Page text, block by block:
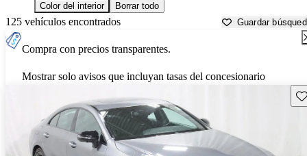
Color del interior
Borrar todo
125 vehículos encontrados Guardar
Compra con precios transparentes.
Mostrar solo avisos que incluyan tasas del concesionario